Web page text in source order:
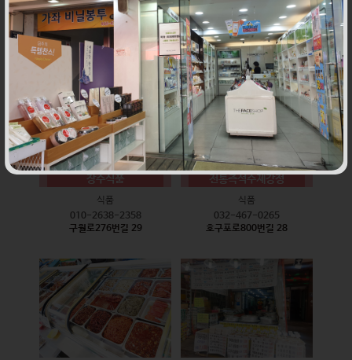
식품
010-9528-3759
구월로276번길 17
식품
032-468-6024
구월로276번길 29
장수식품
식품
010-2638-2358
구월로276번길 29
전통즉석수제강정
식품
032-467-0265
호구포로800번길 28